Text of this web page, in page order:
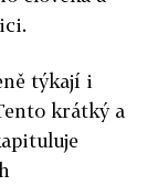
týkají i
krátký a